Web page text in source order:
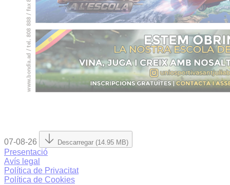
07-08-26 Descarregar (14.95 MB)
Presentació
Avís legal
Política de Privacitat
Política de Cookies